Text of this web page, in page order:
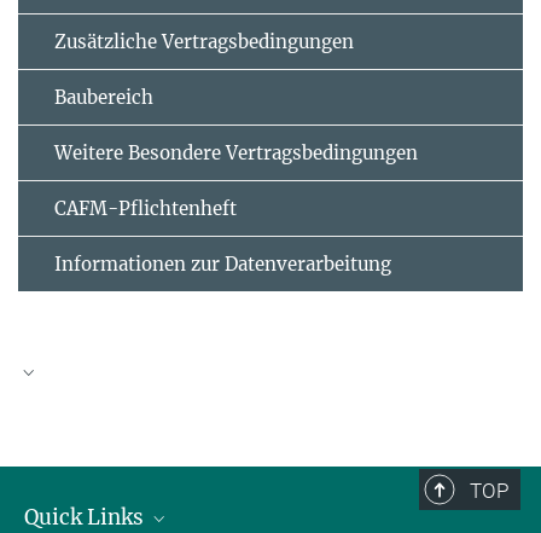
Zusätzliche Vertrags­bedingungen
Baubereich
Weitere Besondere Vertragsbedingungen
CAFM-Pflichtenheft
Informationen zur Datenverarbeitung
124)
EVB-IT und BVB
TOP
Quick Links